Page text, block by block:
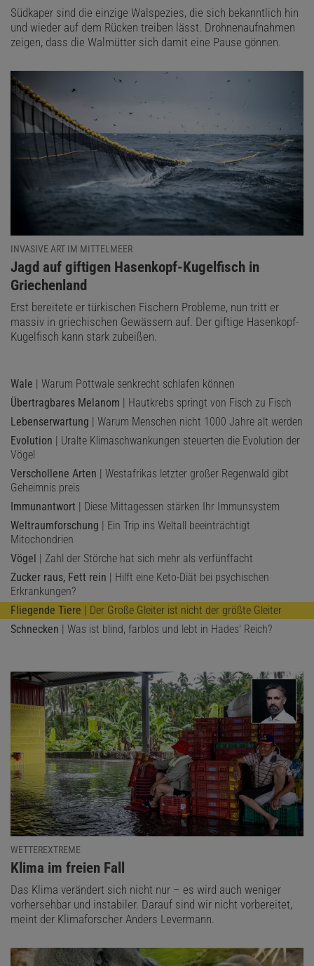
Südkaper sind die einzige Walspezies, die sich bekanntlich hin
und wieder auf dem Rücken treiben lässt. Drohnenaufnahmen
zeigen, dass die Walmütter sich damit eine Pause gönnen.
INVASIVE ART IM MITTELMEER
:
Jagd auf giftigen Hasenkopf-Kugelfisch in
Griechenland
Erst bereitete er türkischen Fischern Probleme, nun tritt er
massiv in griechischen Gewässern auf. Der giftige Hasenkopf-
Kugelfisch kann stark zubeißen.
Wale | Warum Pottwale senkrecht schlafen können
Übertragbares Melanom | Hautkrebs springt von Fisch zu Fisch
Lebenserwartung | Warum Menschen nicht 1000 Jahre alt werden
Evolution | Uralte Klimaschwankungen steuerten die Evolution der
Vögel
Verschollene Arten | Westafrikas letzter großer Regenwald gibt
Geheimnis preis
Immunantwort | Diese Mittagessen stärken Ihr Immunsystem
Weltraumforschung | Ein Trip ins Weltall beeinträchtigt
Mitochondrien
Vögel | Zahl der Störche hat sich mehr als verfünffacht
Zucker raus, Fett rein | Hilft eine Keto-Diät bei psychischen
Erkrankungen?
Fliegende Tiere | Der Große Gleiter ist nicht der größte Gleiter
Schnecken | Was ist blind, farblos und lebt in Hades' Reich?
WETTEREXTREME
:
Klima im freien Fall
Das Klima verändert sich nicht nur – es wird auch weniger
vorhersehbar und instabiler. Darauf sind wir nicht vorbereitet,
meint der Klimaforscher Anders Levermann.